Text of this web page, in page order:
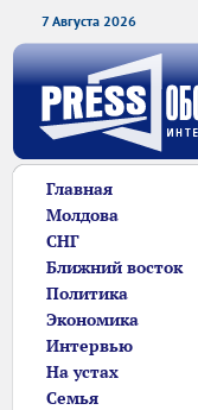
7 Августа 2026
Главная
Молдова
СНГ
Ближний восток
Политика
Экономика
Интервью
На устах
Семья